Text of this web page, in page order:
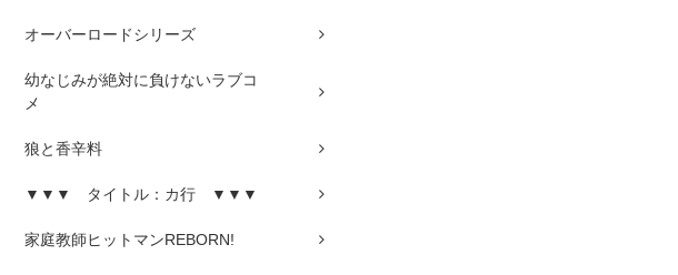
オーバーロードシリーズ
幼なじみが絶対に負けないラブコ
メ
狼と香辛料
▼▼▼ タイトル：カ行 ▼▼▼
家庭教師ヒットマンREBORN!